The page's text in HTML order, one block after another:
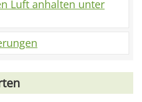
Luft anhalten unter